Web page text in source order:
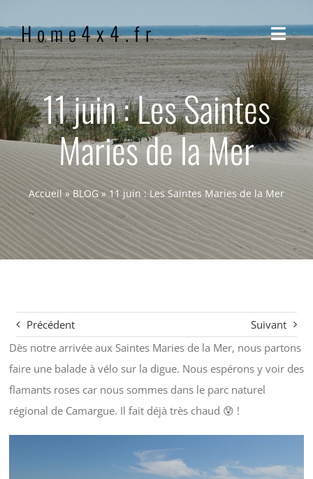
au
contenu
Home4x4.fr
à
ACCUEIL
QUI SOMMES-NOUS ?
NOTRE PHILOSOPHIE
BLOG
11 juin : Les Saintes
Maries de la Mer
Accueil»BLOG»11 juin : Les Saintes Maries de la Mer
Précédent
Suivant
Dès notre arrivée aux Saintes Maries de la Mer, nous partons
faire une balade à vélo sur la digue. Nous espérons y voir des
flamants roses car nous sommes dans le parc naturel
régional de Camargue. Il fait déjà très chaud 😰 !